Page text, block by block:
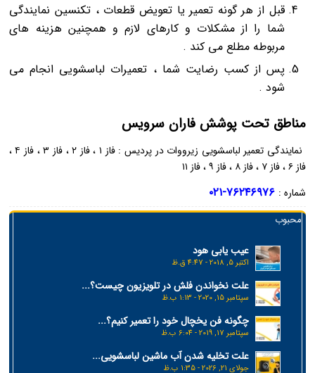
قبل از هر گونه تعمیر یا تعویض قطعات ، تکنسین نمایندگی
شما را از مشکلات و کارهای لازم و همچنین هزینه‌ های
مربوطه مطلع می‌ کند .
پس از کسب رضایت شما ، تعمیرات لباسشویی انجام می‌
شود .
مناطق تحت پوشش فاران سرویس
نمایندگی تعمیر لباسشویی زیرووات در پردیس : فاز ۱ ، فاز ۲ ، فاز ۳ ، فاز ۴ ،
فاز ۶ ، فاز ۷ ، فاز ۸ ، فاز ۹ ، فاز ۱۱
شماره : ۷۶۲۴۶۹۷۶-۰۲۱
محبوب
عیب یابی هود
اکتبر 5, 2018 - 4:47 ق.ظ
علت نخواندن فلش در تلویزیون چیست؟...
سپتامبر 15, 2020 - 1:13 ب.ظ
چگونه فن یخچال خود را تعمیر کنیم؟...
سپتامبر 17, 2019 - 6:04 ب.ظ
علت تخلیه شدن آب ماشین لباسشویی...
جولای 21, 2026 - 1:35 ب.ظ